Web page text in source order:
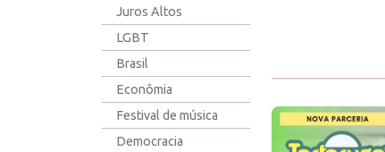
Juros Altos
LGBT
Brasil
Econômia
Festival de música
Democracia